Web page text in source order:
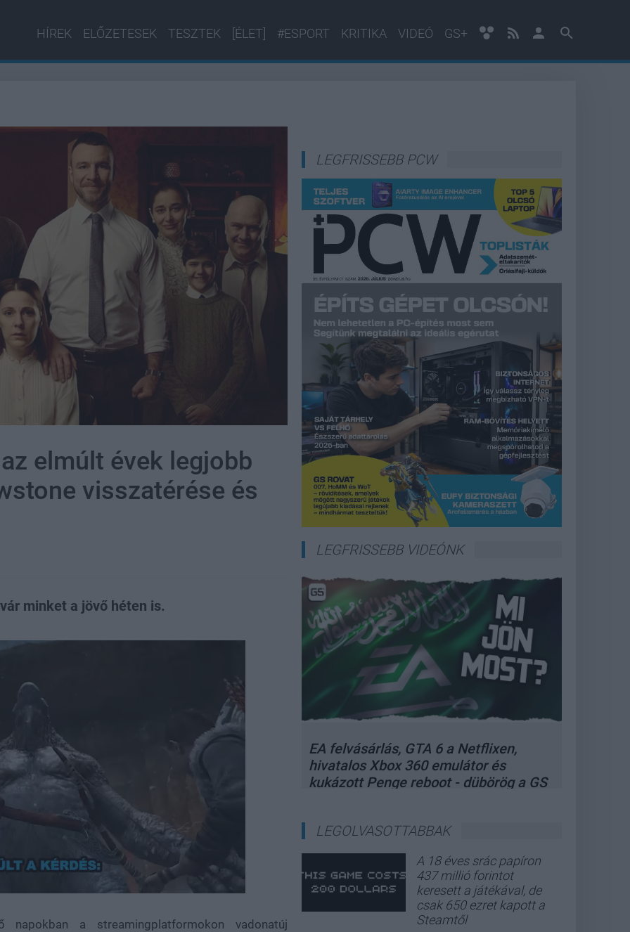
HÍREK ELŐZETESEK TESZTEK [ÉLET] #ESPORT KRITIKA VIDEÓ GS+
elmúlt évek legjobb
visszatérése és
minket a jövő héten is.
a streamingplatformokon vadonatúj
LEGFRISSEBB PCW
LEGFRISSEBB VIDEÓNK
EA felvásárlás, GTA 6 a Netflixen,
hivatalos Xbox 360 emulátor és
kukázott Penge reboot - dübörög a GS
LEGOLVASOTTABBAK
A 18 éves srác papíron
437 millió forintot
keresett a játékával, de
csak 650 ezret kapott a
Steamtől